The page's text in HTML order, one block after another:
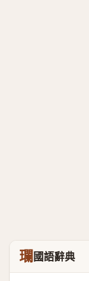
瓓國語辭典